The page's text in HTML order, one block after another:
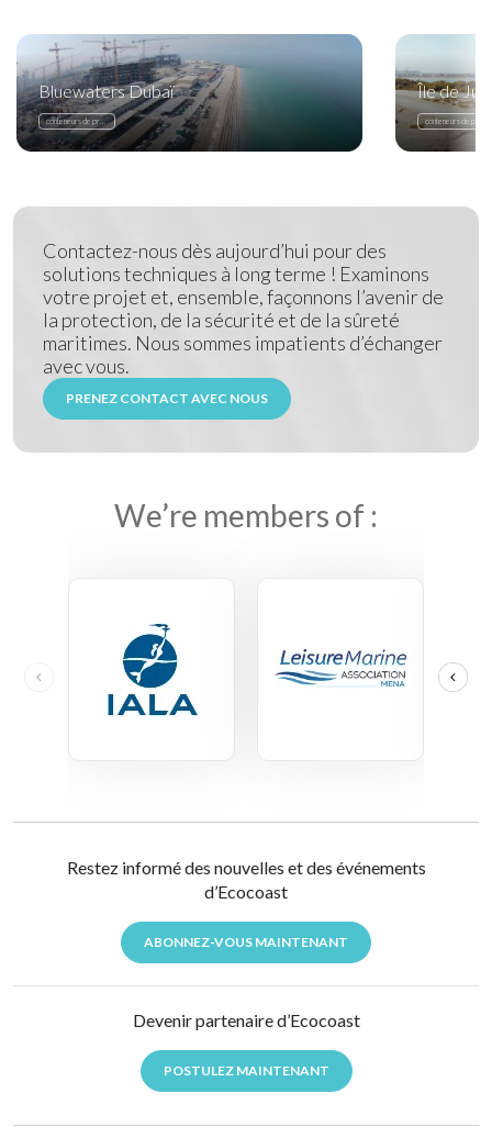
Bluewaters Dubaï Île de
Contactez-nous dès aujourd’hui pour des
solutions techniques à long terme ! Examinons
votre projet et, ensemble, façonnons l’avenir de
la protection, de la sécurité et de la sûreté
maritimes. Nous sommes impatients d’échanger
avec vous.
PRENEZ CONTACT AVEC NOUS
We’re members of :
Restez informé des nouvelles et des événements
d’Ecocoast
ABONNEZ-VOUS MAINTENANT
Devenir partenaire d’Ecocoast
POSTULEZ MAINTENANT